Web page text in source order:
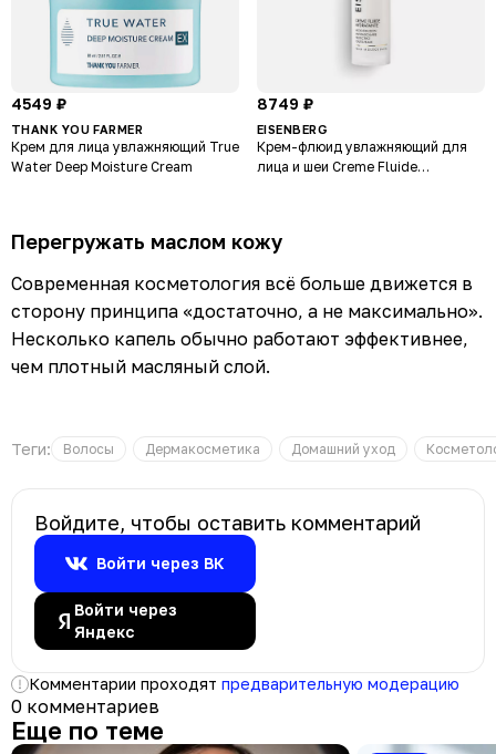
4549 ₽
THANK YOU FARMER
Крем для лица увлажняющий True
Water Deep Moisture Cream
8749 ₽
EISENBERG
Крем-флюид увлажняющий для
лица и шеи Creme Fluide
Перегружать маслом кожу
Современная косметология всё больше движется в
сторону принципа «достаточно, а не максимально».
Несколько капель обычно работают эффективнее,
чем плотный масляный слой.
Теги: Волосы Дермакосметика Домашний уход
Войдите, чтобы оставить комментарий
Войти через ВК
Войти через
Яндекс
Комментарии проходят предварительную модерацию
0 комментариев
Еще по теме